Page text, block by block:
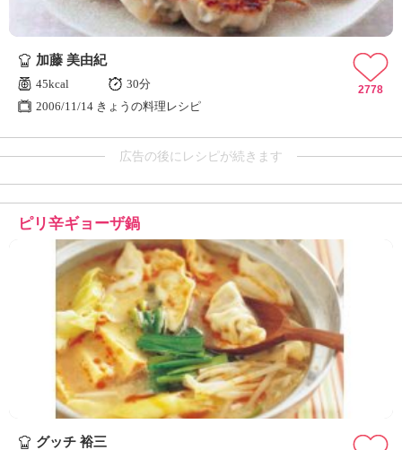
加藤 美由紀
45kcal
30分
2006/11/14 きょうの料理レシピ
2778
広告の後にレシピが続きます
ピリ辛ギョーザ鍋
グッチ 裕三